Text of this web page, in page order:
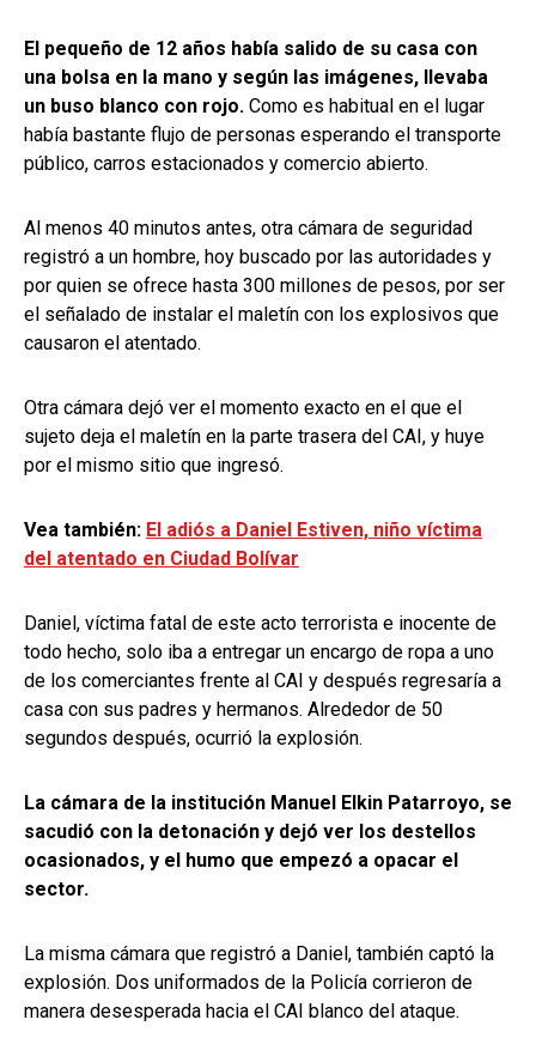
El pequeño de 12 años había salido de su casa con
una bolsa en la mano y según las imágenes, llevaba
un buso blanco con rojo. Como es habitual en el lugar
había bastante flujo de personas esperando el transporte
público, carros estacionados y comercio abierto.
Al menos 40 minutos antes, otra cámara de seguridad
registró a un hombre, hoy buscado por las autoridades y
por quien se ofrece hasta 300 millones de pesos, por ser
el señalado de instalar el maletín con los explosivos que
causaron el atentado.
Otra cámara dejó ver el momento exacto en el que el
sujeto deja el maletín en la parte trasera del CAI, y huye
por el mismo sitio que ingresó.
Vea también: El adiós a Daniel Estiven, niño víctima
del atentado en Ciudad Bolívar
Daniel, víctima fatal de este acto terrorista e inocente de
todo hecho, solo iba a entregar un encargo de ropa a uno
de los comerciantes frente al CAI y después regresaría a
casa con sus padres y hermanos. Alrededor de 50
segundos después, ocurrió la explosión.
La cámara de la institución Manuel Elkin Patarroyo, se
sacudió con la detonación y dejó ver los destellos
ocasionados, y el humo que empezó a opacar el
sector.
La misma cámara que registró a Daniel, también captó la
explosión. Dos uniformados de la Policía corrieron de
manera desesperada hacia el CAI blanco del ataque.